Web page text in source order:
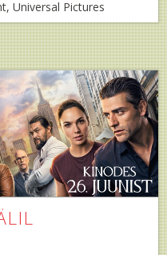
Universal Pictures